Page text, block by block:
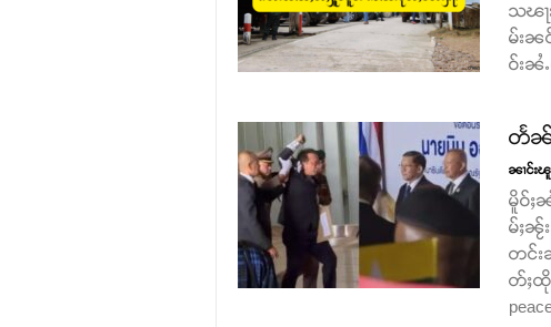
သၽႃ
မ်းၼ
ဝ်းၼႆ
တႅၼ်
ၼၢင်း
မိူဝ်ႈ
မ်ႈၼႂ်
တင်း
တ်ႈထို